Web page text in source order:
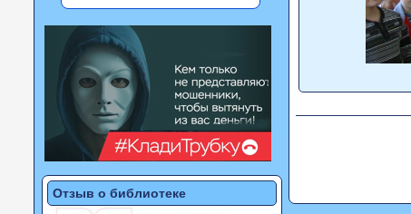
Отзыв о библиотеке